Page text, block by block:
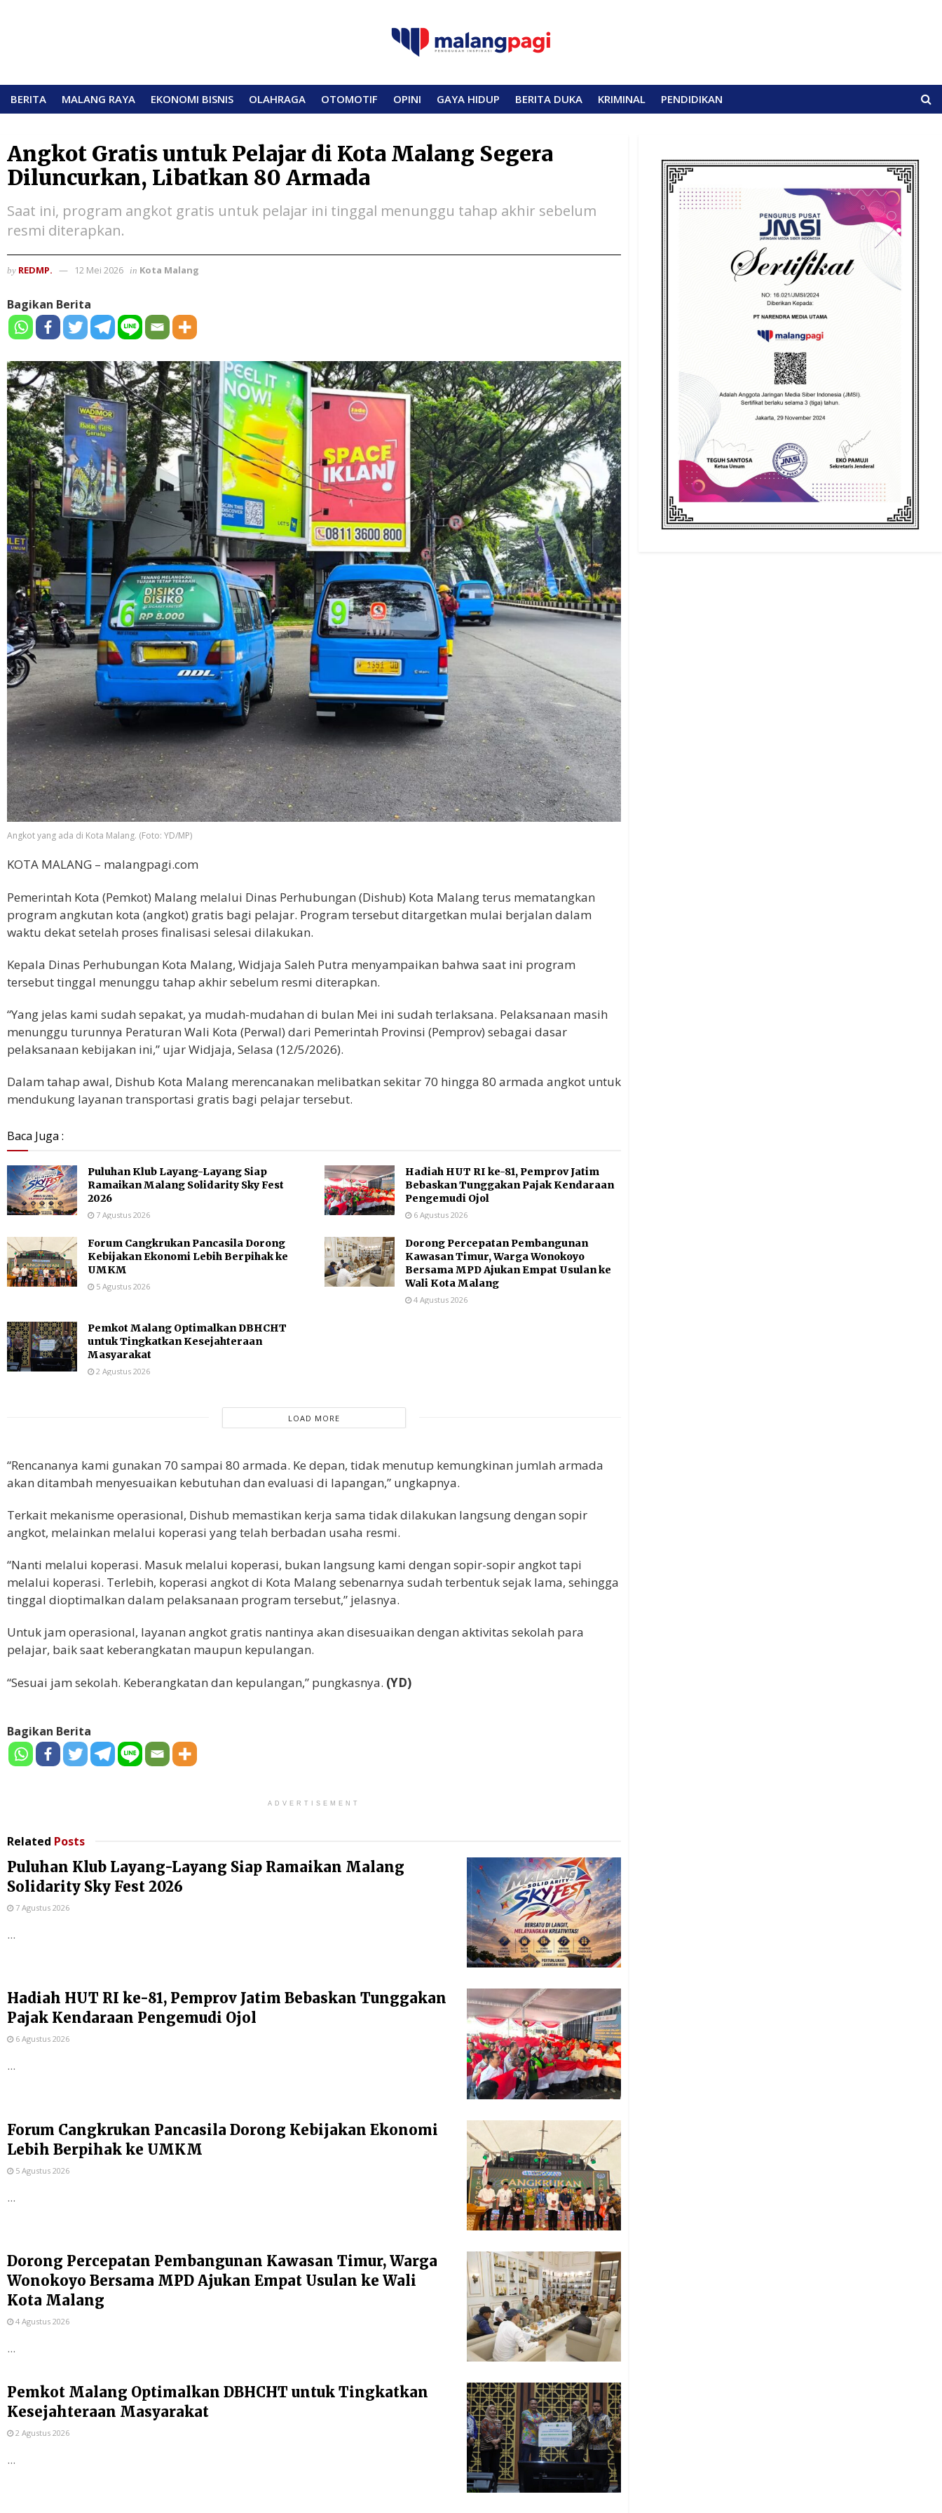
BERITA MALANG RAYA EKONOMI BISNIS OLAHRAGA OTOMOTIF OPINI GAYA HIDUP BERITA DUKA KRIMINAL PENDIDIKAN
Angkot Gratis untuk Pelajar di Kota Malang Segera
Diluncurkan, Libatkan 80 Armada
Saat ini, program angkot gratis untuk pelajar ini tinggal menunggu tahap akhir sebelum
resmi diterapkan.
by REDMP. 12 Mei 2026 in Kota Malang
Bagikan Berita
Angkot yang ada di Kota Malang. (Foto: YD/MP)
KOTA MALANG – malangpagi.com
Pemerintah Kota (Pemkot) Malang melalui Dinas Perhubungan (Dishub) Kota Malang terus mematangkan
program angkutan kota (angkot) gratis bagi pelajar. Program tersebut ditargetkan mulai berjalan dalam
waktu dekat setelah proses finalisasi selesai dilakukan.
Kepala Dinas Perhubungan Kota Malang, Widjaja Saleh Putra menyampaikan bahwa saat ini program
tersebut tinggal menunggu tahap akhir sebelum resmi diterapkan.
“Yang jelas kami sudah sepakat, ya mudah-mudahan di bulan Mei ini sudah terlaksana. Pelaksanaan masih
menunggu turunnya Peraturan Wali Kota (Perwal) dari Pemerintah Provinsi (Pemprov) sebagai dasar
pelaksanaan kebijakan ini,” ujar Widjaja, Selasa (12/5/2026).
Dalam tahap awal, Dishub Kota Malang merencanakan melibatkan sekitar 70 hingga 80 armada angkot untuk
mendukung layanan transportasi gratis bagi pelajar tersebut.
Baca Juga :
Puluhan Klub Layang-Layang Siap
Ramaikan Malang Solidarity Sky Fest
2026
7 Agustus 2026
Hadiah HUT RI ke-81, Pemprov Jatim
Bebaskan Tunggakan Pajak Kendaraan
Pengemudi Ojol
6 Agustus 2026
Forum Cangkrukan Pancasila Dorong
Kebijakan Ekonomi Lebih Berpihak ke
UMKM
5 Agustus 2026
Dorong Percepatan Pembangunan
Kawasan Timur, Warga Wonokoyo
Bersama MPD Ajukan Empat Usulan ke
Wali Kota Malang
4 Agustus 2026
Pemkot Malang Optimalkan DBHCHT
untuk Tingkatkan Kesejahteraan
Masyarakat
2 Agustus 2026
LOAD MORE
“Rencananya kami gunakan 70 sampai 80 armada. Ke depan, tidak menutup kemungkinan jumlah armada
akan ditambah menyesuaikan kebutuhan dan evaluasi di lapangan,” ungkapnya.
Terkait mekanisme operasional, Dishub memastikan kerja sama tidak dilakukan langsung dengan sopir
angkot, melainkan melalui koperasi yang telah berbadan usaha resmi.
“Nanti melalui koperasi. Masuk melalui koperasi, bukan langsung kami dengan sopir-sopir angkot tapi
melalui koperasi. Terlebih, koperasi angkot di Kota Malang sebenarnya sudah terbentuk sejak lama, sehingga
tinggal dioptimalkan dalam pelaksanaan program tersebut,” jelasnya.
Untuk jam operasional, layanan angkot gratis nantinya akan disesuaikan dengan aktivitas sekolah para
pelajar, baik saat keberangkatan maupun kepulangan.
“Sesuai jam sekolah. Keberangkatan dan kepulangan,” pungkasnya. (YD)
Bagikan Berita
ADVERTISEMENT
Related Posts
Puluhan Klub Layang-Layang Siap Ramaikan Malang
Solidarity Sky Fest 2026
7 Agustus 2026
...
Hadiah HUT RI ke-81, Pemprov Jatim Bebaskan Tunggakan
Pajak Kendaraan Pengemudi Ojol
6 Agustus 2026
...
Forum Cangkrukan Pancasila Dorong Kebijakan Ekonomi
Lebih Berpihak ke UMKM
5 Agustus 2026
...
Dorong Percepatan Pembangunan Kawasan Timur, Warga
Wonokoyo Bersama MPD Ajukan Empat Usulan ke Wali
Kota Malang
4 Agustus 2026
...
Pemkot Malang Optimalkan DBHCHT untuk Tingkatkan
Kesejahteraan Masyarakat
2 Agustus 2026
...